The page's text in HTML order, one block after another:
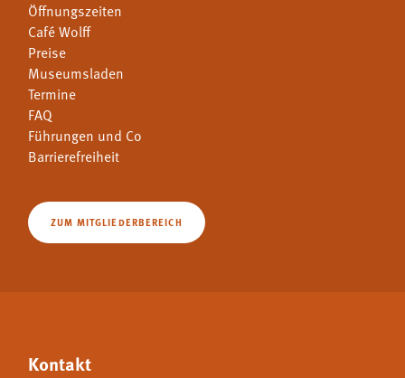
Öffnungszeiten
Café Wolff
Preise
Museumsladen
Termine
FAQ
Führungen und Co
Barrierefreiheit
ZUM MITGLIEDERBEREICH
Kontakt